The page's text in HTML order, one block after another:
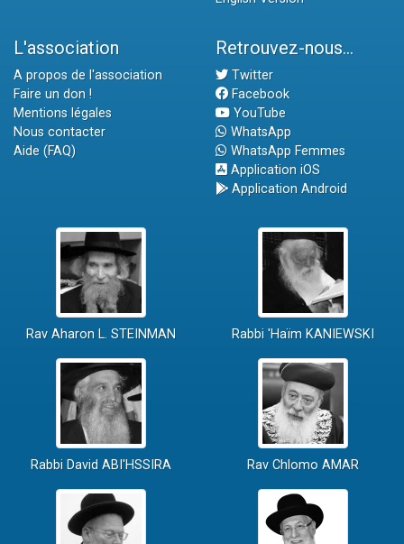
L'association
A propos de l'association
Faire un don !
Mentions légales
Nous contacter
Aide (FAQ)
Retrouvez-nous...
Twitter
Facebook
YouTube
WhatsApp
WhatsApp Femmes
Application iOS
Application Android
Rav Aharon L. STEINMAN Rabbi 'Haïm KANIEWSKI
Rabbi David ABI'HSSIRA Rav Chlomo AMAR